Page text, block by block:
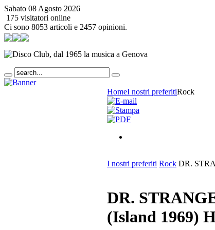
Sabato 08 Agosto 2026
175 visitatori online
Ci sono 8053 articoli e 2457 opinioni.
HomeI nostri preferitiRock
I nostri preferiti Rock DR.
DR.
(Island 1969)